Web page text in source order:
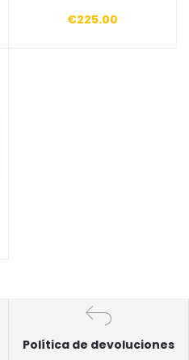
€225.00
Política de devoluciones